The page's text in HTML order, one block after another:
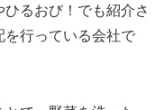
るおび！でも紹介さ
を行っている会社で